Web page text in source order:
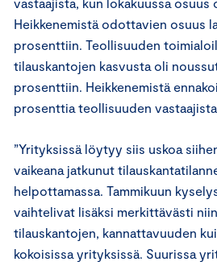
Heikkenemistä odottavien osuus
prosenttiin. Teollisuuden
tilauskantojen kasvusta oli
prosenttiin. Heikkenemistä
prosenttia teollisuuden
”Yrityksissä löytyy siis uskoa
vaikeana jatkunut
helpottamassa. Tammikuun
vaihtelivat lisäksi merkittävästi
tilauskantojen, kannattavuuden
kokoisissa yrityksissä. Suurissa